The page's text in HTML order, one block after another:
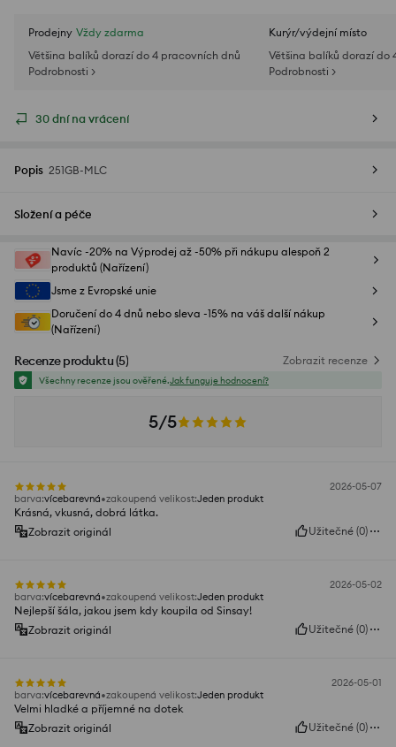
Prodejny Vždy zdarma
Většina balíků dorazí do 4 pracovních dnů
Podrobnosti >
Kurýr/výdejní místo
Většina balíků dorazí do
Podrobnosti >
30 dní na vrácení
Popis 251GB-MLC
Složení a péče
Navíc -20% na Výprodej až -50% při nákupu alespoň 2
produktů (Nařízení)
Jsme z Evropské unie
Doručení do 4 dnů nebo sleva -15% na váš další nákup
(Nařízení)
Recenze produktu(5) Zobrazit recenze
Všechny recenze jsou ověřené.Jak funguje hodnocení?
5/5
2026-05-07
barva:vícebarevná zakoupená velikost:Jeden produkt
Krásná, vkusná, dobrá látka.
Zobrazit originál
Užitečné (0)
2026-05-02
barva:vícebarevná zakoupená velikost:Jeden produkt
Nejlepší šála, jakou jsem kdy koupila od Sinsay!
Zobrazit originál
Užitečné (0)
2026-05-01
barva:vícebarevná zakoupená velikost:Jeden produkt
Velmi hladké a příjemné na dotek
Zobrazit originál
Užitečné (0)